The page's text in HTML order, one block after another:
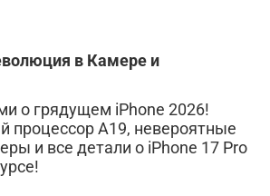
в Камере и
о грядущем iPhone 2026!
процессор A19, невероятные
и все детали о iPhone 17 Pro